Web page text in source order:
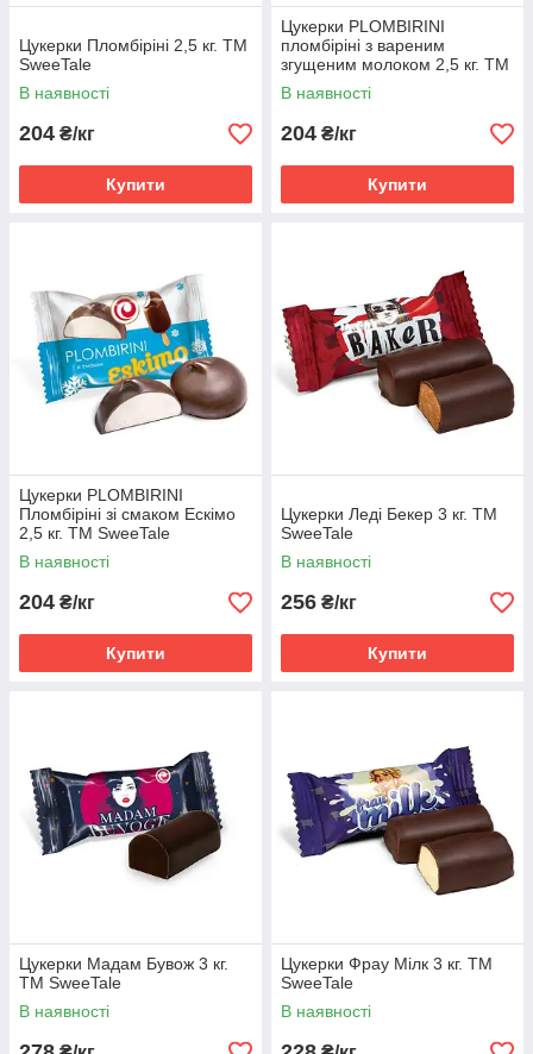
Цукерки Пломбіріні 2,5 кг. ТМ
SweeTale
В наявності
204 ₴/кг
Купити
Цукерки PLOMBIRINI
пломбіріні з вареним
згущеним молоком 2,5 кг. ТМ
SweeTale
В наявності
204 ₴/кг
Купити
Цукерки PLOMBIRINI
Пломбіріні зі смаком Ескімо
2,5 кг. ТМ SweeTale
В наявності
204 ₴/кг
Купити
Цукерки Леді Бекер 3 кг. ТМ
SweeTale
В наявності
256 ₴/кг
Купити
Цукерки Мадам Бувож 3 кг.
ТМ SweeTale
В наявності
Цукерки Фрау Мілк 3 кг. ТМ
SweeTale
В наявності